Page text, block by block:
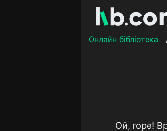
Онлайн бібліотека
Ой, горе!